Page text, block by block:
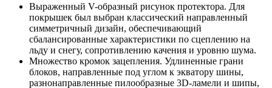
Выраженный V-образный рисунок протектора. Для
покрышек был выбран классический направленный
симметричный дизайн, обеспечивающий
сбалансированные характеристики по сцеплению на
льду и снегу, сопротивлению качения и уровню шума.
Множество кромок зацепления. Удлиненные грани
блоков, направленные под углом к экватору шины,
разнонаправленные пилообразные 3D-ламели и шипы,